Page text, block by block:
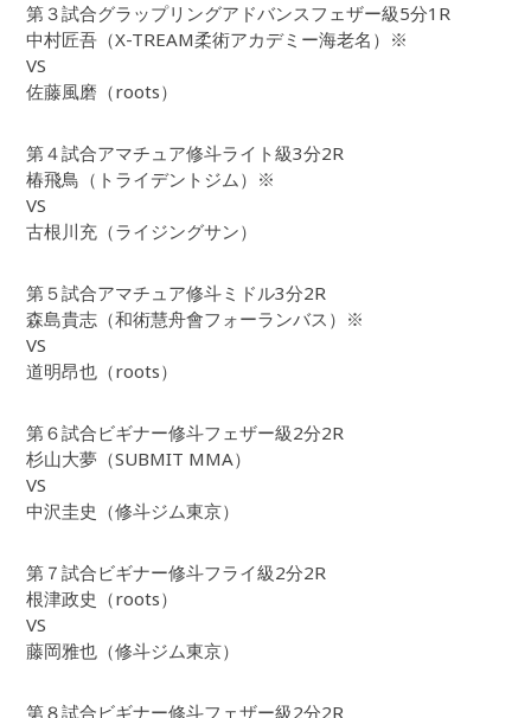
第３試合グラップリングアドバンスフェザー級5分1R
中村匠吾（X-TREAM柔術アカデミー海老名）※
VS
佐藤風磨（roots）
第４試合アマチュア修斗ライト級3分2R
椿飛鳥（トライデントジム）※
VS
古根川充（ライジングサン）
第５試合アマチュア修斗ミドル3分2R
森島貴志（和術慧舟會フォーランバス）※
VS
道明昂也（roots）
第６試合ビギナー修斗フェザー級2分2R
杉山大夢（SUBMIT MMA）
VS
中沢圭史（修斗ジム東京）
第７試合ビギナー修斗フライ級2分2R
根津政史（roots）
VS
藤岡雅也（修斗ジム東京）
第８試合ビギナー修斗フェザー級2分2R